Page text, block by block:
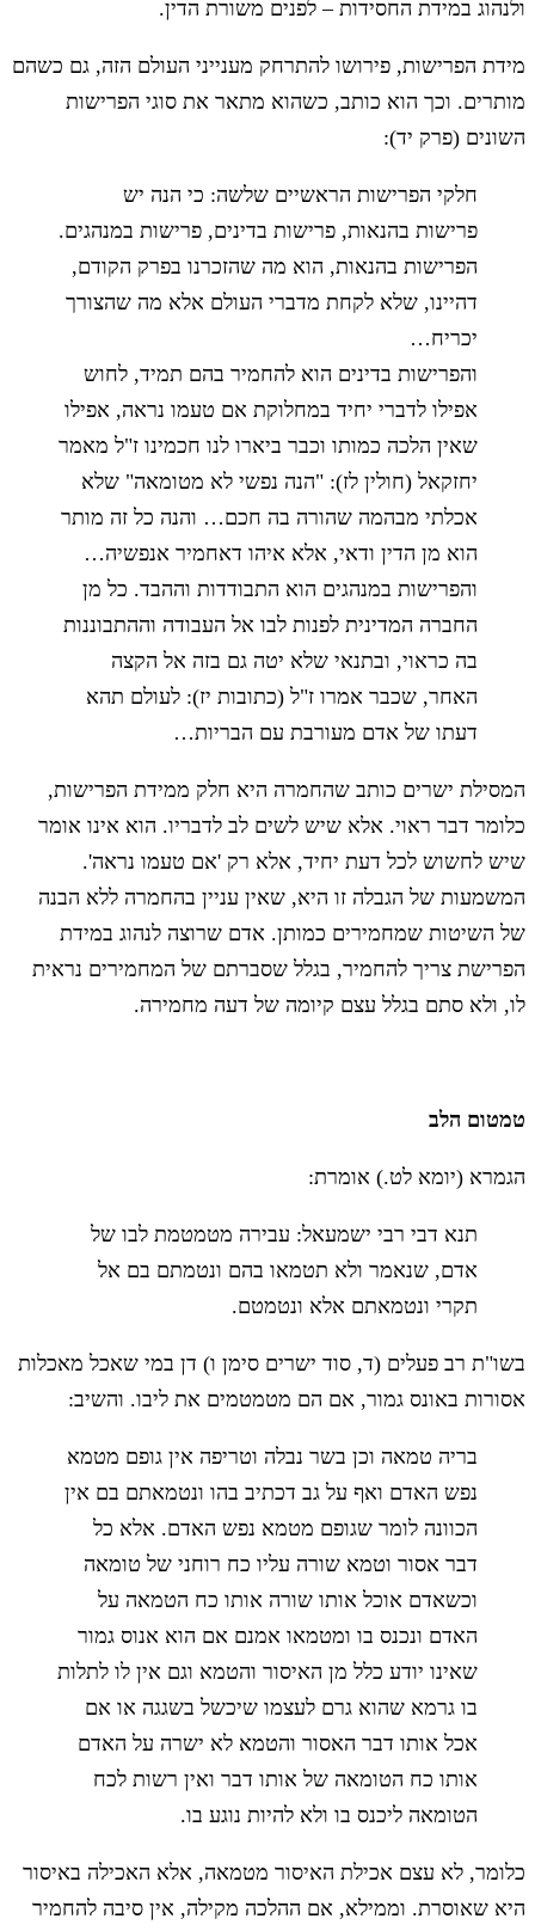
ולנהוג במידת החסידות – לפנים משורת הדין.
מידת הפרישות, פירושו להתרחק מענייני העולם הזה, גם כשהם
מותרים. וכך הוא כותב, כשהוא מתאר את סוגי הפרישות
השונים (פרק יד):
חלקי הפרישות הראשיים שלשה: כי הנה יש
פרישות בהנאות, פרישות בדינים, פרישות במנהגים.
הפרישות בהנאות, הוא מה שהזכרנו בפרק הקודם,
דהיינו, שלא לקחת מדברי העולם אלא מה שהצורך
יכריח…
והפרישות בדינים הוא להחמיר בהם תמיד, לחוש
אפילו לדברי יחיד במחלוקת אם טעמו נראה, אפילו
שאין הלכה כמותו וכבר ביארו לנו חכמינו ז"ל מאמר
יחזקאל (חולין לז): "הנה נפשי לא מטומאה" שלא
אכלתי מבהמה שהורה בה חכם… והנה כל זה מותר
הוא מן הדין ודאי, אלא איהו דאחמיר אנפשיה…
והפרישות במנהגים הוא התבודדות וההבד. כל מן
החברה המדינית לפנות לבו אל העבודה וההתבוננות
בה כראוי, ובתנאי שלא יטה גם בזה אל הקצה
האחר, שכבר אמרו ז"ל (כתובות יז): לעולם תהא
דעתו של אדם מעורבת עם הבריות…
המסילת ישרים כותב שהחמרה היא חלק ממידת הפרישות,
כלומר דבר ראוי. אלא שיש לשים לב לדבריו. הוא אינו אומר
שיש לחשוש לכל דעת יחיד, אלא רק 'אם טעמו נראה'.
המשמעות של הגבלה זו היא, שאין עניין בהחמרה ללא הבנה
של השיטות שמחמירים כמותן. אדם שרוצה לנהוג במידת
הפרישת צריך להחמיר, בגלל שסברתם של המחמירים נראית
לו, ולא סתם בגלל עצם קיומה של דעה מחמירה.
טמטום הלב
הגמרא (יומא לט.) אומרת:
תנא דבי רבי ישמעאל: עבירה מטמטמת לבו של
אדם, שנאמר ולא תטמאו בהם ונטמתם בם אל
תקרי ונטמאתם אלא ונטמטם.
בשו"ת רב פעלים (ד, סוד ישרים סימן ו) דן במי שאכל מאכלות
אסורות באונס גמור, אם הם מטמטמים את ליבו. והשיב:
בריה טמאה וכן בשר נבלה וטריפה אין גופם מטמא
נפש האדם ואף על גב דכתיב בהו ונטמאתם בם אין
הכוונה לומר שגופם מטמא נפש האדם. אלא כל
דבר אסור וטמא שורה עליו כח רוחני של טומאה
וכשאדם אוכל אותו שורה אותו כח הטמאה על
האדם ונכנס בו ומטמאו אמנם אם הוא אנוס גמור
שאינו יודע כלל מן האיסור והטמא וגם אין לו לתלות
בו גרמא שהוא גרם לעצמו שיכשל בשגגה או אם
אכל אותו דבר האסור והטמא לא ישרה על האדם
אותו כח הטומאה של אותו דבר ואין רשות לכח
הטומאה ליכנס בו ולא להיות נוגע בו.
כלומר, לא עצם אכילת האיסור מטמאה, אלא האכילה באיסור
היא שאוסרת. וממילא, אם ההלכה מקילה, אין סיבה להחמיר